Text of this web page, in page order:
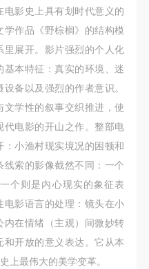
影史上具有划时代意义的
作品《野棕榈》的结构模
展开。影片强烈的个人化
本特征：真实的环境、迷
备以及强烈的作者意识。
学性的叙事交织推进，使
代电影的开山之作。整部电
小渔村现实境况的困顿和
索的影像截然不同：一个
个则是内心现实的象征表
影语言的处理：镜头在小
在情绪（主观）间微妙转
开放的意义表达。它从本
上最伟大的美学变革。
伤害他人及造成相应工
或损坏。参与活动者应
动赔偿相应的经济损
及美术馆将不承担人身
可使用协议
》、《中华人民共和国
关于贯彻执行 《中华
题的意见（试行）>的
（甲方）和使用方（乙
友好协商，甲乙双方就
成如下一致协议：
权人，自愿将自己的
伤害他人及造成相应工
或损坏。参与活动者应
动赔偿相应的经济损
及美术馆将不承担人身
可使用协议
》、《中华人民共和国
关于贯彻执行 《中华
题的意见（试行）>的
（甲方）和使用方（乙
友好协商，甲乙双方就
成如下一致协议：
权人，自愿将自己的
伤害他人及造成相应工
或损坏。参与活动者应
动赔偿相应的经济损
及美术馆将不承担人身
可使用协议
》、《中华人民共和国
关于贯彻执行 《中华
题的意见（试行）>的
（甲方）和使用方（乙
友好协商，甲乙双方就
成如下一致协议：
权人，自愿将自己的